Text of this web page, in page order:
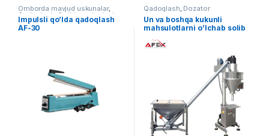
Omborda mavjud uskunalar,
Qadoqlash Qo'lda qadoqlash
Impulsli qo’lda qadoqlash
AF-30
Qadoqlash, Dozator
Un va boshqa kukunli
mahsulotlarni o’lchab solib